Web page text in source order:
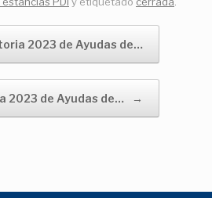
2023 de Ayudas de…
2023 de Ayudas de… →